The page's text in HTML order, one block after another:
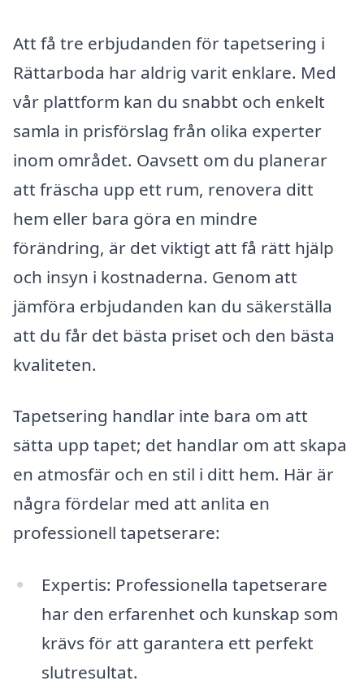
Att få tre erbjudanden för tapetsering i
Rättarboda har aldrig varit enklare. Med
vår plattform kan du snabbt och enkelt
samla in prisförslag från olika experter
inom området. Oavsett om du planerar
att fräscha upp ett rum, renovera ditt
hem eller bara göra en mindre
förändring, är det viktigt att få rätt hjälp
och insyn i kostnaderna. Genom att
jämföra erbjudanden kan du säkerställa
att du får det bästa priset och den bästa
kvaliteten.
Tapetsering handlar inte bara om att
sätta upp tapet; det handlar om att skapa
en atmosfär och en stil i ditt hem. Här är
några fördelar med att anlita en
professionell tapetserare:
Expertis: Professionella tapetserare
har den erfarenhet och kunskap som
krävs för att garantera ett perfekt
slutresultat.